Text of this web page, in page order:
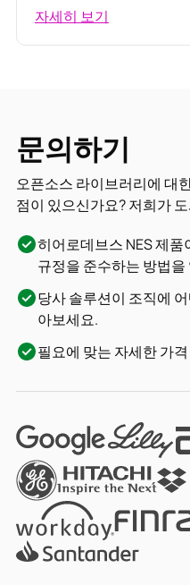
자세히 보기
문의하기
오픈소스 라이브러리에 대
점이 있으신가요? 저희가
히어로데브스 NES 제
규정을 준수하는 방법
당사 솔루션이 조직에
아보세요.
필요에 맞는 자세한 가